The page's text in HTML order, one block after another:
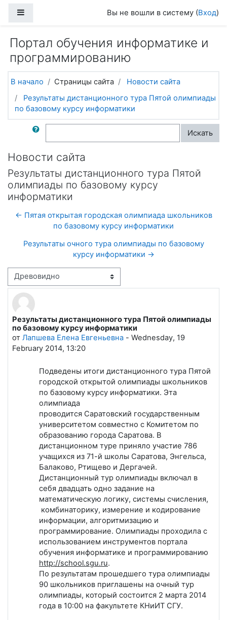
Вы не вошли в систему (Вход)
Портал обучения информатике и
программированию
В начало Страницы сайта
Новости сайта
Результаты дистанционного тура Пятой олимпиады
по базовому курсу информатики
Поиск по форумам Искать
Новости сайта
Результаты дистанционного тура Пятой
олимпиады по базовому курсу
информатики
← Пятая открытая городская олимпиада школьников
по базовому курсу информатики
Результаты очного тура олимпиады по базовому
курсу информатики →
Режим отображения
Результаты дистанционного тура Пятой олимпиады
по базовому курсу информатики
от Лапшева Елена Евгеньевна - Wednesday, 19
February 2014, 13:20
Количество ответов: 0
Подведены итоги дистанционного тура Пятой
городской открытой олимпиады школьников
по базовому курсу информатики. Эта
олимпиада
проводится Саратовский государственным
университетом совместно с Комитетом по
образованию города Саратова. В
дистанционном туре приняло участие 786
учащихся из 71-й школы Саратова, Энгельса,
Балаково, Ртищево и Дергачей.
Дистанционный тур олимпиады включал в
себя двадцать одно задание на
математическую логику, системы счисления,
комбинаторику, измерение и кодирование
информации, алгоритмизацию и
программирование. Олимпиады проходила с
использованием инструментов портала
обучения информатике и программированию
http://school.sgu.ru.
По результатам прошедшего тура олимпиады
90 школьников приглашены на очный тур
олимпиады, который состоится 2 марта 2014
года в 10:00 на факультете КНиИТ СГУ.